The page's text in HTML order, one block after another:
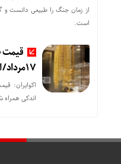
از زمان جنگ را طبیعی دانست و
است.
17مرداد/ افزایش قیمت + جدول و جزئیات
اندکی همراه